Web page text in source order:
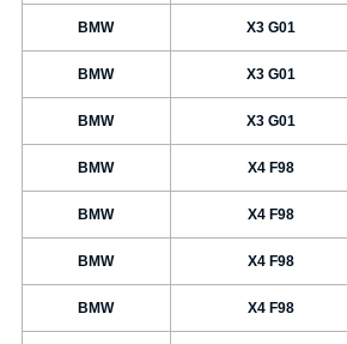
BMW X3 G01
BMW X3 G01
BMW X3 G01
BMW X4 F98
BMW X4 F98
BMW X4 F98
BMW X4 F98